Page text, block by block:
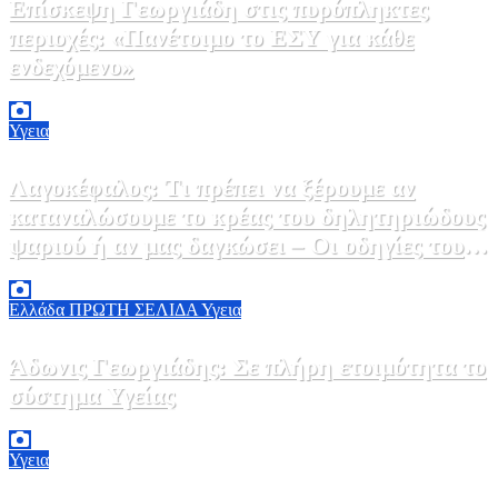
Επίσκεψη Γεωργιάδη στις πυρόπληκτες
περιοχές: «Πανέτοιμο το ΕΣΥ για κάθε
ενδεχόμενο»
Υγεια
Λαγοκέφαλος: Τι πρέπει να ξέρουμε αν
καταναλώσουμε το κρέας του δηλητηριώδους
ψαριού ή αν μας δαγκώσει – Οι οδηγίες του
ΕΟΔΥ
Ελλάδα ΠΡΩΤΗ ΣΕΛΙΔΑ Υγεια
Άδωνις Γεωργιάδης: Σε πλήρη ετοιμότητα το
σύστημα Υγείας
Υγεια